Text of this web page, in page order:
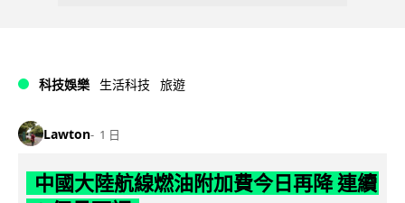
科技娛樂 生活科技 旅遊
Lawton 1 日
中國大陸航線燃油附加費今日再降 連續